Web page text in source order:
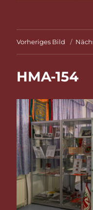
Vorheriges Bild
HMA-154